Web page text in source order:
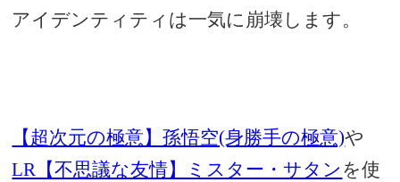
アイデンティティは一気に崩壊します。
【超次元の極意】孫悟空(身勝手の極意)や
LR【不思議な友情】ミスター・サタン を使